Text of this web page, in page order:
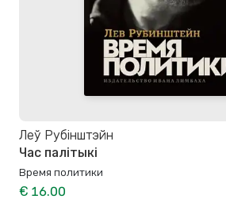
Леў Рубінштэйн
Час палітыкі
Время политики
€ 16.00